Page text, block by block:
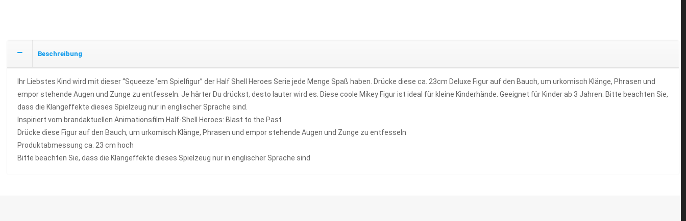
Beschreibung
Ihr Liebstes Kind wird mit dieser “Squeeze ’em Spielfigur” der Half Shell Heroes Serie jede Menge Spaß haben. Drücke diese ca. 23cm Deluxe Figur auf den Bauch, um urkomisch Klänge, Phrasen und
empor stehende Augen und Zunge zu entfesseln. Je härter Du drückst, desto lauter wird es. Diese coole Mikey Figur ist ideal für kleine Kinderhände. Geeignet für Kinder ab 3 Jahren. Bitte beachten Sie,
dass die Klangeffekte dieses Spielzeug nur in englischer Sprache sind.
Inspiriert vom brandaktuellen Animationsfilm Half-Shell Heroes: Blast to the Past
Drücke diese Figur auf den Bauch, um urkomisch Klänge, Phrasen und empor stehende Augen und Zunge zu entfesseln
Produktabmessung ca. 23 cm hoch
Bitte beachten Sie, dass die Klangeffekte dieses Spielzeug nur in englischer Sprache sind